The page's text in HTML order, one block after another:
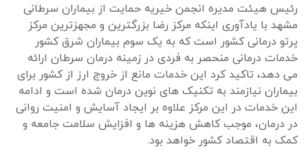
رئیس هیئت مدیره انجمن خیریه حمایت از بیماران سرطانی
مشهد با یادآوری اینکه مرکز رضا بزرگترین و مجهزترین مرکز
پرتو درمانی کشور است که به یک سوم بیماران شرق کشور
خدمات درمانی منحصر به فردی در زمینه درمان سرطان ارائه
می دهد، تاکید کرد این خدمات مانع از خروج ارز از کشور برای
بیماران نیازمند به تکنیک های نوین درمان شده است و ادامه
این خدمات در این مرکز علاوه بر ایجاد آسایش و امنیت روانی
در درمان، موجب کاهش هزینه ها و افزایش سلامت جامعه و
کمک به اقتصاد کشور خواهد بود.